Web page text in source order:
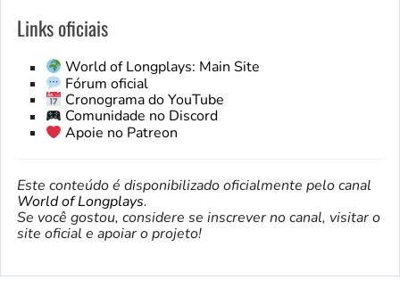
Links oficiais
World of Longplays: Main Site
Fórum oficial
Cronograma do YouTube
Comunidade no Discord
Apoie no Patreon
Este conteúdo é disponibilizado oficialmente pelo canal
World of Longplays.
Se você gostou, considere se inscrever no canal, visitar o
site oficial e apoiar o projeto!